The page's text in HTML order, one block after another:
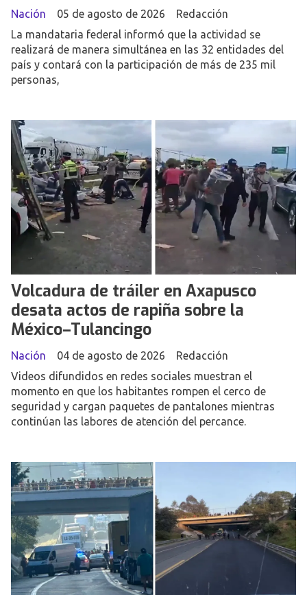
Redacción
Nación
05 de agosto de 2026
La mandataria federal informó que la actividad se
realizará de manera simultánea en las 32 entidades del
país y contará con la participación de más de 235 mil
personas,
Volcadura de tráiler en Axapusco
desata actos de rapiña sobre la
México–Tulancingo
Redacción
Nación
04 de agosto de 2026
Videos difundidos en redes sociales muestran el
momento en que los habitantes rompen el cerco de
seguridad y cargan paquetes de pantalones mientras
continúan las labores de atención del percance.